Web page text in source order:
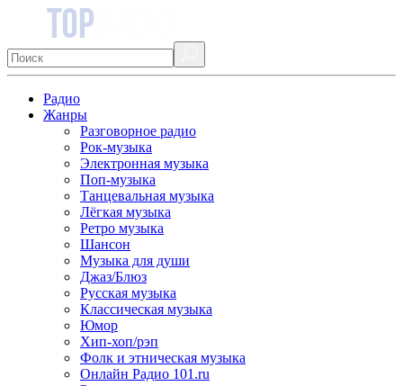
Радио
Жанры
Разговорное радио
Рок-музыка
Электронная музыка
Поп-музыка
Танцевальная музыка
Лёгкая музыка
Ретро музыка
Шансон
Музыка для души
Джаз/Блюз
Русская музыка
Классическая музыка
Юмор
Хип-хоп/рэп
Фолк и этническая музыка
Онлайн Радио 101.ru